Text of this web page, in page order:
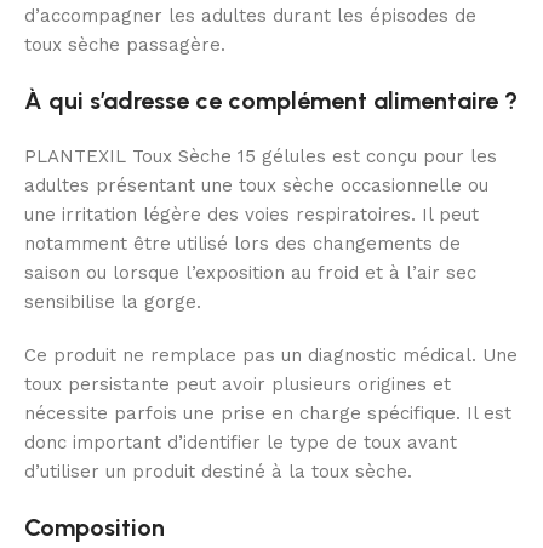
d’accompagner les adultes durant les épisodes de
toux sèche passagère.
À qui s’adresse ce complément alimentaire ?
PLANTEXIL Toux Sèche 15 gélules est conçu pour les
adultes présentant une toux sèche occasionnelle ou
une irritation légère des voies respiratoires. Il peut
notamment être utilisé lors des changements de
saison ou lorsque l’exposition au froid et à l’air sec
sensibilise la gorge.
Ce produit ne remplace pas un diagnostic médical. Une
toux persistante peut avoir plusieurs origines et
nécessite parfois une prise en charge spécifique. Il est
donc important d’identifier le type de toux avant
d’utiliser un produit destiné à la toux sèche.
Composition